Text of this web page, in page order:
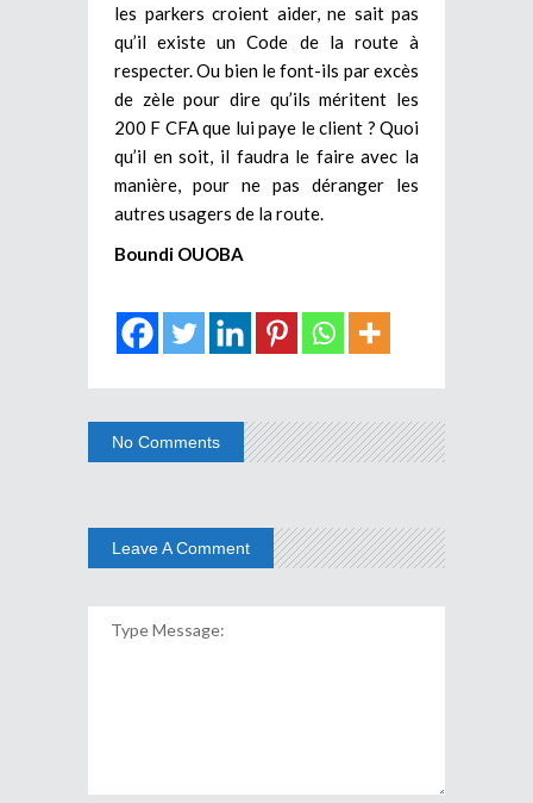
les parkers croient aider, ne sait pas
qu’il existe un Code de la route à
respecter. Ou bien le font-ils par excès
de zèle pour dire qu’ils méritent les
200 F CFA que lui paye le client ? Quoi
qu’il en soit, il faudra le faire avec la
manière, pour ne pas déranger les
autres usagers de la route.
Boundi OUOBA
No Comments
Leave A Comment